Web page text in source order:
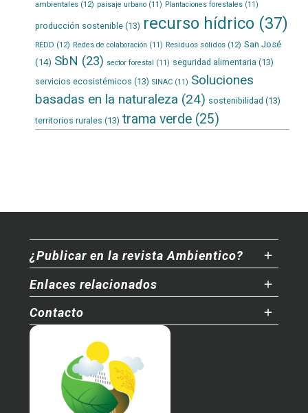
ambientales(12) paisaje urbano(11) Plantaciones forestales(11)
producción sostenible(13) recurso hídrico(37)
REDD (12) Redes de colaboración (11) Residuos sólidos(12) San José
(14) SbN (23) sector forestal (11) seguridad alimentaria (13)
servicios ecosistémicos (13) SINAC(11) Soluciones
basadas en la naturaleza (24) sostenibilidad (13)
territorios rurales (13) trama verde(25)
¿Publicar en la revista Ambientico?
Enlaces relacionados
Contacto